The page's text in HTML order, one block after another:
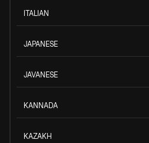
ITALIAN
JAPANESE
JAVANESE
KANNADA
KAZAKH